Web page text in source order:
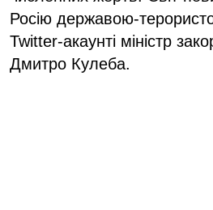
Росію державою-
Twitter-акаунті міністр
Дмитро Кулеба.